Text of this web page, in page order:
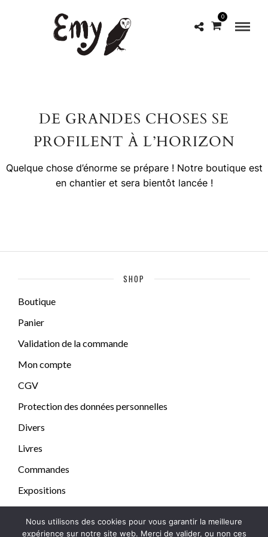
0
DE GRANDES CHOSES SE
PROFILENT À L’HORIZON
Quelque chose d’énorme se prépare ! Notre boutique est
en chantier et sera bientôt lancée !
SHOP
Boutique
Panier
Validation de la commande
Mon compte
CGV
Protection des données personnelles
Divers
Livres
Commandes
Expositions
Nous utilisons des cookies pour vous garantir la meilleure
expérience sur notre site web. Merci de valider, ou non ces